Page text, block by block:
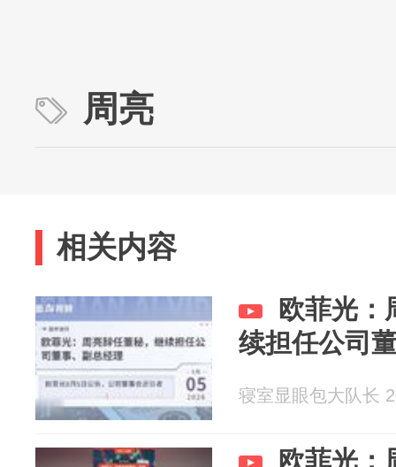
周亮
相关内容
欧菲光：
续担任公司
寝室显眼包大队长
欧菲光：